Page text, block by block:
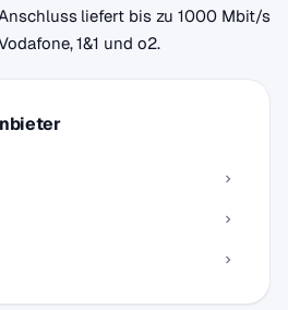
liefert bis zu 1000 Mbit/s
1&1 und o2.